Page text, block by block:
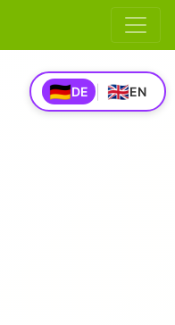
🇩🇪DE 🇬🇧EN